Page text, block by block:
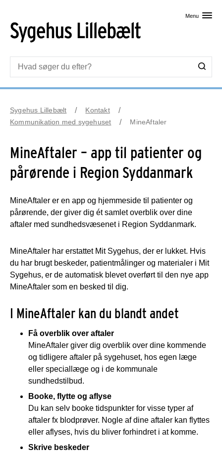
Menu
Sygehus Lillebælt
Kontakt
Kommunikation med sygehuset
MineAftaler
MineAftaler – app til patienter og
pårørende i Region Syddanmark
MineAftaler er en app og hjemmeside til patienter og
pårørende, der giver dig ét samlet overblik over dine
aftaler med sundhedsvæsenet i Region Syddanmark.
MineAftaler har erstattet Mit Sygehus, der er lukket. Hvis
du har brugt beskeder, patientmålinger og materialer i Mit
Sygehus, er de automatisk blevet overført til den nye app
MineAftaler som en besked til dig.
I MineAftaler kan du blandt andet
Få overblik over aftaler
MineAftaler giver dig overblik over dine kommende
og tidligere aftaler på sygehuset, hos egen læge
eller speciallæge og i de kommunale
sundhedstilbud.
Booke, flytte og aflyse
Du kan selv booke tidspunkter for visse typer af
aftaler fx blodprøver. Nogle af dine aftaler kan flyttes
eller aflyses, hvis du bliver forhindret i at komme.
Skrive beskeder